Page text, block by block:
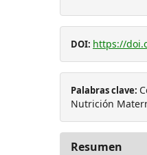
DOI: https://
Palabras clave:
Nutrición
Resumen